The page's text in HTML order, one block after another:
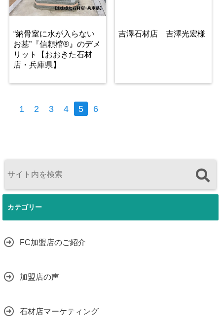
“納骨室に水が入らない
お墓”『信頼棺®』のデメ
リット【おおきた石材
店・兵庫県】
吉澤石材店 吉澤光宏様
1 2 3 4 5 6
カテゴリー
FC加盟店のご紹介
加盟店の声
石材店マーケティング